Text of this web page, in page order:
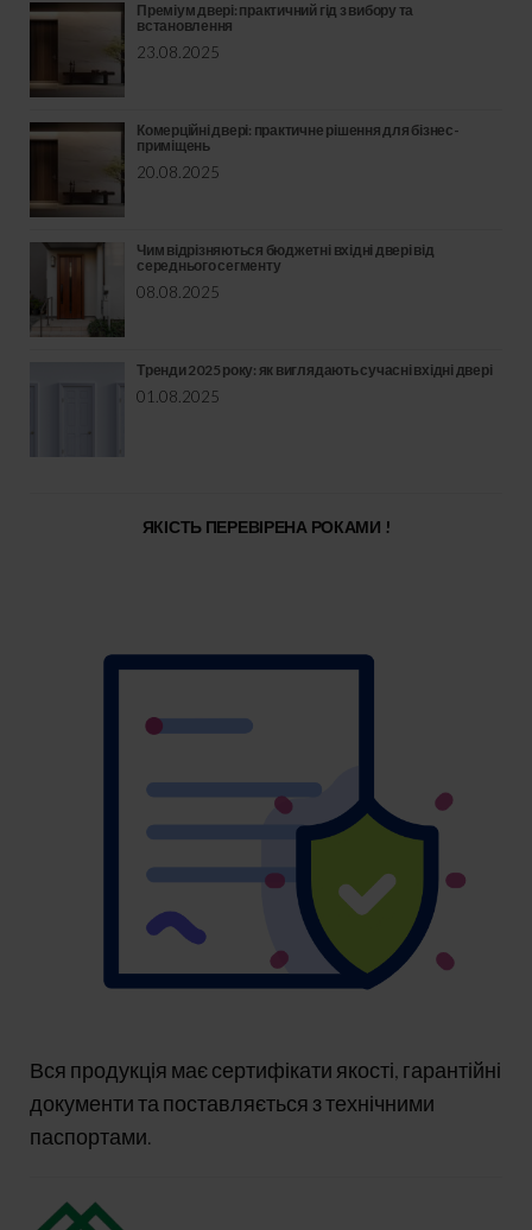
Преміум двері: практичний гід з вибору та
встановлення
23.08.2025
Комерційні двері: практичне рішення для бізнес-
приміщень
20.08.2025
Чим відрізняються бюджетні вхідні двері від
середнього сегменту
08.08.2025
Тренди 2025 року: як виглядають сучасні вхідні двері
01.08.2025
ЯКІСТЬ ПЕРЕВІРЕНА РОКАМИ !
Вся продукція має сертифікати якості, гарантійні
документи та поставляється з технічними
паспортами.